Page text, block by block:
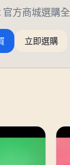
方商城選購
立即選購